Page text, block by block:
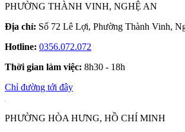
PHƯỜNG THÀNH VINH, NGHỆ AN
Địa chỉ: Số 72 Lê Lợi, Phường Thành Vinh,
Hotline: 0356.072.072
Thời gian làm việc: 8h30 - 18h
Chỉ đường tới đây
PHƯỜNG HÒA HƯNG, HỒ CHÍ MINH